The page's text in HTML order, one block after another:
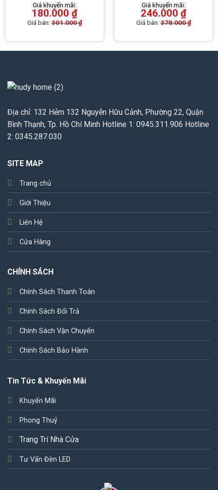
Giá khuyến mãi:
180.000 ₫
Giá bán:301.000₫
Giá khuyến mãi:
246.000 ₫
Giá bán:378.000₫
Địa chỉ: 132 Hẻm 132 Nguyễn Hữu Cảnh, Phường 22, Quận
Bình Thạnh, Tp. Hồ Chí Minh Hotline 1: 0945.311.906 Hotline
2: 0345.287.030
SITE MAP
Trang chủ
Giới Thiệu
Liên Hệ
Cửa Hàng
CHÍNH SÁCH
Chính Sách Thanh Toán
Chính Sách Đổi Trả
Chính Sách Vận Chuyển
Chính Sách Bảo Hành
Tin Tức & Khuyến Mãi
Khuyến Mãi
Phong Thuỷ
Trang Trí Nhà Cửa
Tư Vấn Đèn LED